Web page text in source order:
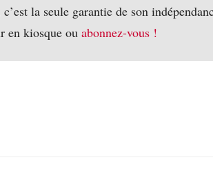
la seule garantie de son
en kiosque ou abonnez-vous !